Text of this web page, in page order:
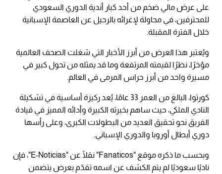
على عرض مالي ضخم من أحد كبار أندية الدوري السعودي
للمحترفين، في محاولة لإغرائه بالرحيل عن العاصمة الإسبانية
خلال الفترة المقبلة.
ويُعتبر هذا العرض من أبرز الأخبار التي شغلت الصحف العالمية
مؤخرًا، نظرًا لقيمته المرتفعة وما قد يمثله من تحول كبير في
مسيرة واحد من أبرز حراس المرمى في العالم.
كورتوا، البالغ من العمر 33 عامًا، يُعد ركيزة أساسية في تشكيلة
النادي الملكي، حيث ساهم بخبرته الكبيرة وأدائه المميز في قيادة
الفريق نحو تحقيق العديد من البطولات الكبرى، وعلى رأسها
دوري أبطال أوروبا والدوري الإسباني.
وبحسب ما ذكره موقع "Fanaticos" نقلًا عن "E-Noticias"، فإن
ناديًا سعوديًا لم يتم الكشف عن اسمه تقدّم بعرض يتضمن